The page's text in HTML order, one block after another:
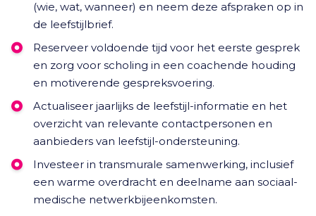
(wie, wat, wanneer) en neem deze afspraken op in
de leefstijlbrief.
Reserveer voldoende tijd voor het eerste gesprek
en zorg voor scholing in een coachende houding
en motiverende gespreksvoering.
Actualiseer jaarlijks de leefstijl-informatie en het
overzicht van relevante contactpersonen en
aanbieders van leefstijl-ondersteuning.
Investeer in transmurale samenwerking, inclusief
een warme overdracht en deelname aan sociaal-
medische netwerkbijeenkomsten.